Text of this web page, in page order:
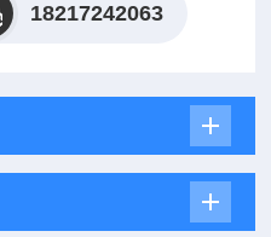
18217242063